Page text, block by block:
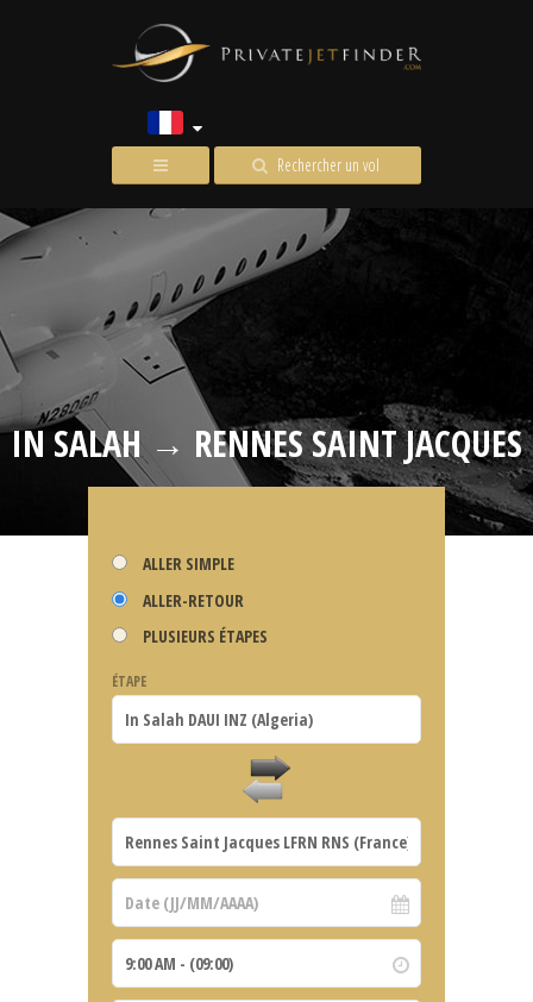
Rechercher un vol
IN SALAH → RENNES SAINT JACQUES
ALLER SIMPLE
ALLER-RETOUR
PLUSIEURS ÉTAPES
ÉTAPE